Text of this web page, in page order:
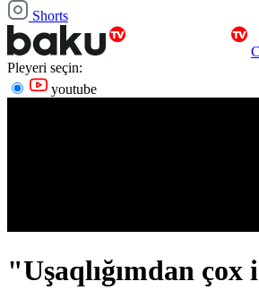
Shorts
Pleyeri seçin:
youtube
"Uşaqlığımdan